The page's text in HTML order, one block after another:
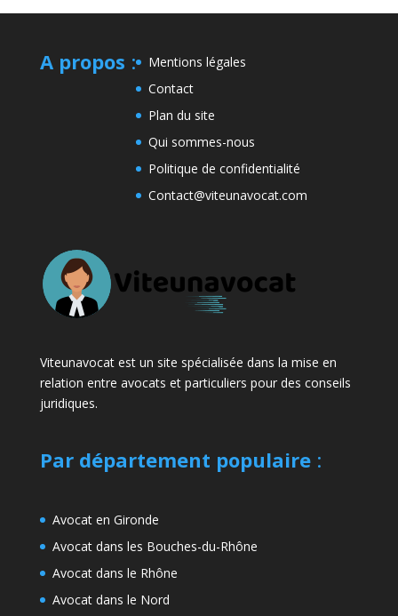
A propos :
Mentions légales
Contact
Plan du site
Qui sommes-nous
Politique de confidentialité
Contact@viteunavocat.com
Viteunavocat est un site spécialisée dans la mise en
relation entre avocats et particuliers pour des conseils
juridiques.
Par département populaire:
Avocat en Gironde
Avocat dans les Bouches-du-Rhône
Avocat dans le Rhône
Avocat dans le Nord